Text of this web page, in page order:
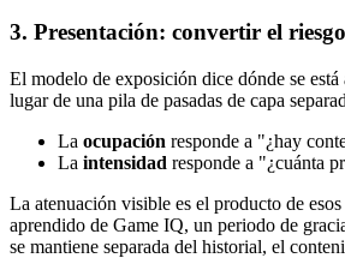
3. Presentación: convertir el
El modelo de exposición dice dónde se
lugar de una pila de pasadas de capa
La ocupación responde a "¿hay
La intensidad responde a "¿cuánta
La atenuación visible es el producto de
aprendido de Game IQ, un periodo de
se mantiene separada del historial, el